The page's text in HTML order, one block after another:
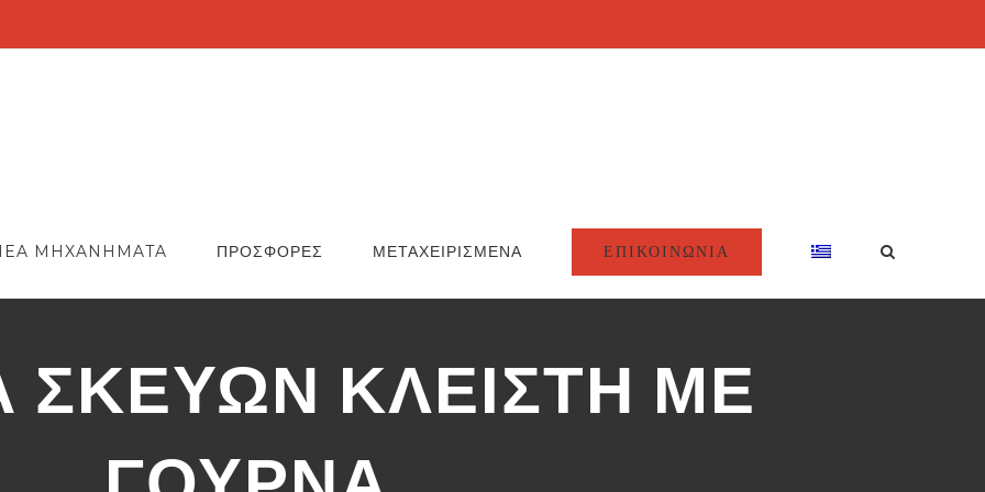
MHXANHMATA ΠΡΟΣΦΟΡΕΣ ΜΕΤΑΧΕΙΡΙΣΜΕΝΑ ΕΠΙΚΟΙΝΩΝΙΑ
ΣΚΕΥΩΝ ΚΛΕΙΣΤΗ ΜΕ